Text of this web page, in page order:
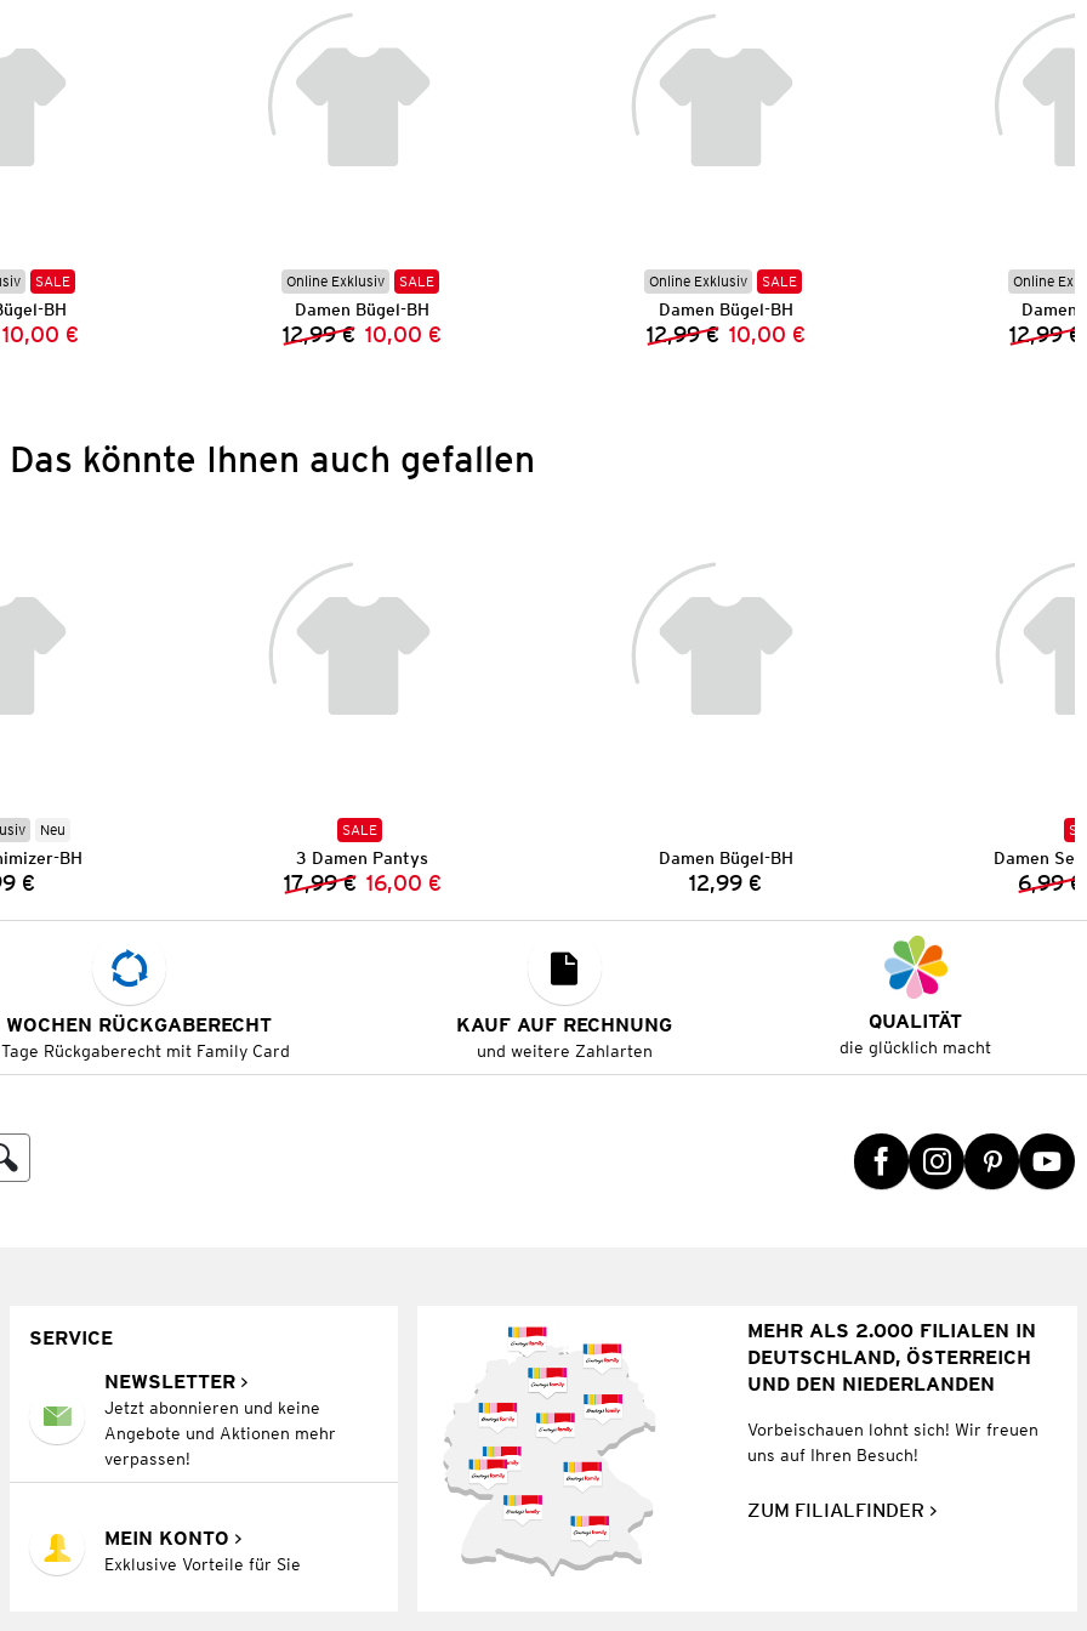
SALE
BH
Preis:
Preis:
10,00 €
Online Exklusiv SALE
Damen Bügel-BH
Vorheriger Preis:
12,99 € Neuer Preis:
10,00 €
Online Exklusiv SALE
Damen Bügel-BH
Vorheriger Preis:
12,99 € Neuer Preis:
10,00 €
Online
Damen
12,99 €
Das könnte Ihnen auch gefallen
Neu
BH
€
SALE
3 Damen Pantys
Vorheriger Preis:
17,99 € Neuer Preis:
16,00 €
Damen Bügel-BH
Preis:
12,99 €
Damen
6,99 €
RÜCKGABERECHT
Rückgaberecht mit Family Card
KAUF AUF RECHNUNG
und weitere Zahlarten
QUALITÄT
die glücklich macht
SERVICE
NEWSLETTER
Jetzt abonnieren und keine
Angebote und Aktionen mehr
verpassen!
MEIN KONTO
Exklusive Vorteile für Sie
MEHR ALS 2.000 FILIALEN IN
DEUTSCHLAND, ÖSTERREICH
UND DEN NIEDERLANDEN
Vorbeischauen lohnt sich! Wir freuen
uns auf Ihren Besuch!
ZUM FILIALFINDER